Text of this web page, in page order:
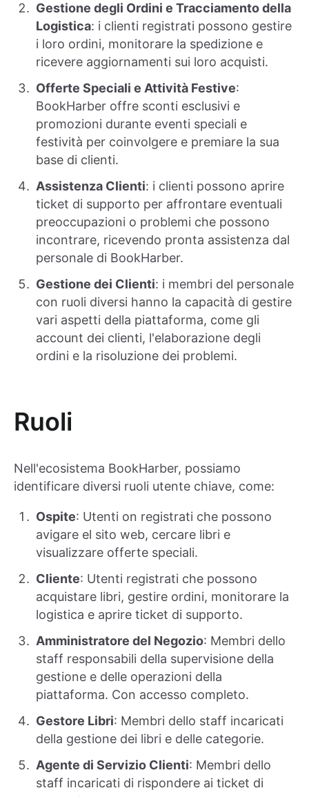
Gestione degli Ordini e Tracciamento della
Logistica: i clienti registrati possono gestire
i loro ordini, monitorare la spedizione e
ricevere aggiornamenti sui loro acquisti.
Offerte Speciali e Attività Festive:
BookHarber offre sconti esclusivi e
promozioni durante eventi speciali e
festività per coinvolgere e premiare la sua
base di clienti.
Assistenza Clienti: i clienti possono aprire
ticket di supporto per affrontare eventuali
preoccupazioni o problemi che possono
incontrare, ricevendo pronta assistenza dal
personale di BookHarber.
Gestione dei Clienti: i membri del personale
con ruoli diversi hanno la capacità di gestire
vari aspetti della piattaforma, come gli
account dei clienti, l'elaborazione degli
ordini e la risoluzione dei problemi.
Ruoli
Nell'ecosistema BookHarber, possiamo
identificare diversi ruoli utente chiave, come:
Ospite: Utenti on registrati che possono
avigare el sito web, cercare libri e
visualizzare offerte speciali.
Cliente: Utenti registrati che possono
acquistare libri, gestire ordini, monitorare la
logistica e aprire ticket di supporto.
Amministratore del Negozio: Membri dello
staff responsabili della supervisione della
gestione e delle operazioni della
piattaforma. Con accesso completo.
Gestore Libri: Membri dello staff incaricati
della gestione dei libri e delle categorie.
Agente di Servizio Clienti: Membri dello
staff incaricati di rispondere ai ticket di